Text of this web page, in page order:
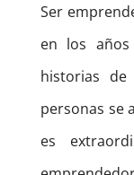
Ser
en los años
historias
personas se
es